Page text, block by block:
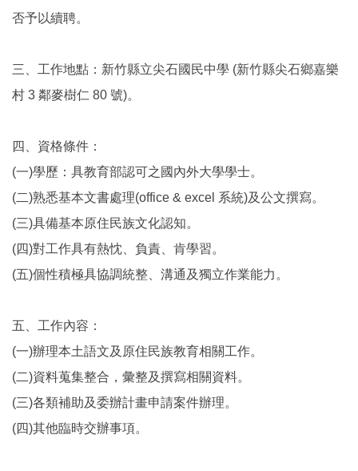
否予以續聘。
三、工作地點：新竹縣立尖石國民中學 (新竹縣尖石鄉嘉樂
村 3 鄰麥樹仁 80 號)。
四、資格條件：
(一)學歷：具教育部認可之國內外大學學士。
(二)熟悉基本文書處理(office & excel 系統)及公文撰寫。
(三)具備基本原住民族文化認知。
(四)對工作具有熱忱、負責、肯學習。
(五)個性積極具協調統整、溝通及獨立作業能力。
五、工作內容：
(一)辦理本土語文及原住民族教育相關工作。
(二)資料蒐集整合，彙整及撰寫相關資料。
(三)各類補助及委辦計畫申請案件辦理。
(四)其他臨時交辦事項。